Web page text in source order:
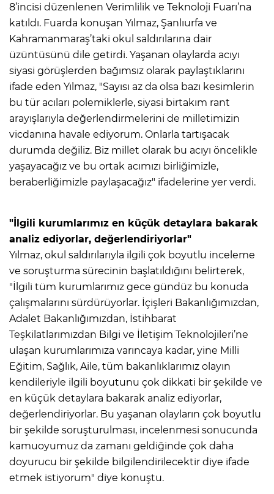
8’incisi düzenlenen Verimlilik ve Teknoloji Fuarı’na
katıldı. Fuarda konuşan Yılmaz, Şanlıurfa ve
Kahramanmaraş’taki okul saldırılarına dair
üzüntüsünü dile getirdi. Yaşanan olaylarda acıyı
siyasi görüşlerden bağımsız olarak paylaştıklarını
ifade eden Yılmaz, "Sayısı az da olsa bazı kesimlerin
bu tür acıları polemiklerle, siyasi birtakım rant
arayışlarıyla değerlendirmelerini de milletimizin
vicdanına havale ediyorum. Onlarla tartışacak
durumda değiliz. Biz millet olarak bu acıyı öncelikle
yaşayacağız ve bu ortak acımızı birliğimizle,
beraberliğimizle paylaşacağız" ifadelerine yer verdi.
"İlgili kurumlarımız en küçük detaylara bakarak
analiz ediyorlar, değerlendiriyorlar"
Yılmaz, okul saldırılarıyla ilgili çok boyutlu inceleme
ve soruşturma sürecinin başlatıldığını belirterek,
"İlgili tüm kurumlarımız gece gündüz bu konuda
çalışmalarını sürdürüyorlar. İçişleri Bakanlığımızdan,
Adalet Bakanlığımızdan, İstihbarat
Teşkilatlarımızdan Bilgi ve İletişim Teknolojileri’ne
ulaşan kurumlarımıza varıncaya kadar, yine Milli
Eğitim, Sağlık, Aile, tüm bakanlıklarımız olayın
kendileriyle ilgili boyutunu çok dikkati bir şekilde ve
en küçük detaylara bakarak analiz ediyorlar,
değerlendiriyorlar. Bu yaşanan olayların çok boyutlu
bir şekilde soruşturulması, incelenmesi sonucunda
kamuoyumuz da zamanı geldiğinde çok daha
doyurucu bir şekilde bilgilendirilecektir diye ifade
etmek istiyorum" diye konuştu.